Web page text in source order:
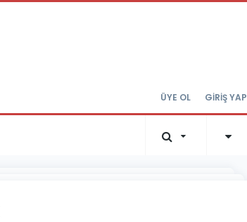
ÜYE OL GİRİŞ YAP